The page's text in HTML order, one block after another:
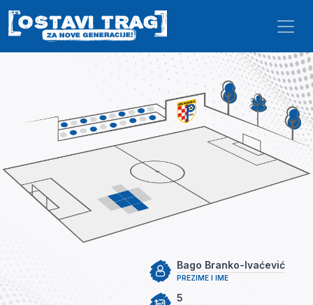
Skip to main content
PREZIME I IME
Bago Branko-Ivaćević
5